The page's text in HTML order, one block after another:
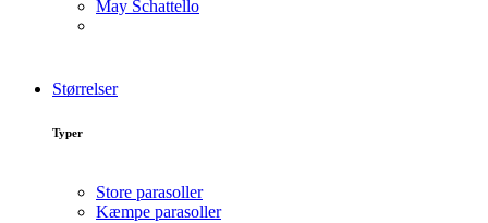
May Schattello
Størrelser
Typer
Store parasoller
Kæmpe parasoller